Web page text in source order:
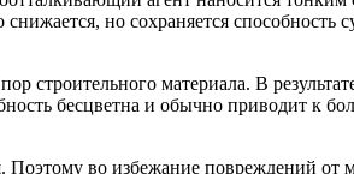
но сохраняется способность
строительного материала. В
бесцветна и обычно приводит к
Поэтому во избежание повреждений от